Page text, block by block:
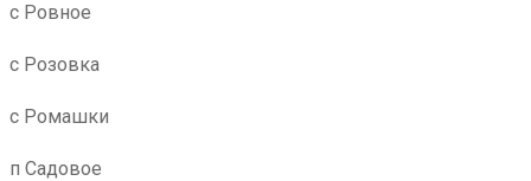
с Ровное
с Розовка
с Ромашки
п Садовое